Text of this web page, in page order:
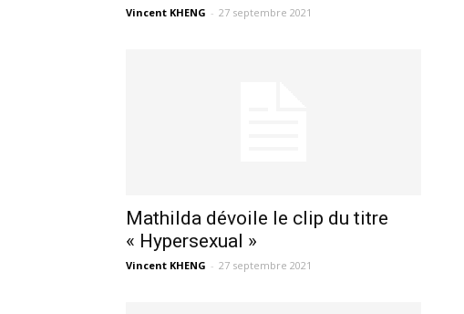
Vincent KHENG - 27 septembre 2021
Mathilda dévoile le clip du titre
« Hypersexual »
Vincent KHENG - 27 septembre 2021